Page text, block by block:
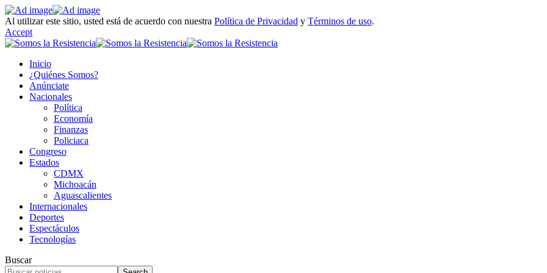
Al utilizar este sitio, usted está de acuerdo con nuestra Política de Privacidad y Términos de uso.
Accept
Inicio
¿Quiénes Somos?
Anúnciate
Nacionales
Política
Economía
Finanzas
Policiaca
Congreso
Estados
CDMX
Michoacán
Aguascalientes
Internacionales
Deportes
Espectáculos
Tecnologías
Buscar